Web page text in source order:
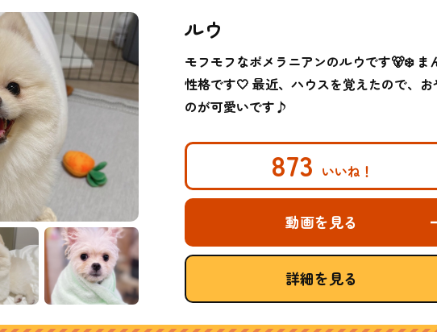
ルウ
モフモフなポメラニアンのルウです🐻‍❄️
性格です🤍 最近、ハウスを覚えたので、
のが可愛いです♪
873
動画を見る
詳細を見る